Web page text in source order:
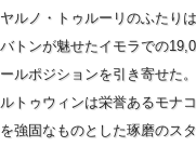
ヤルノ・トゥルーリのふたり
バトンが魅せたイモラでの
ールポジションを引き寄せた
ルトゥウィンは栄誉あるモナ
を強固なものとした琢磨のス